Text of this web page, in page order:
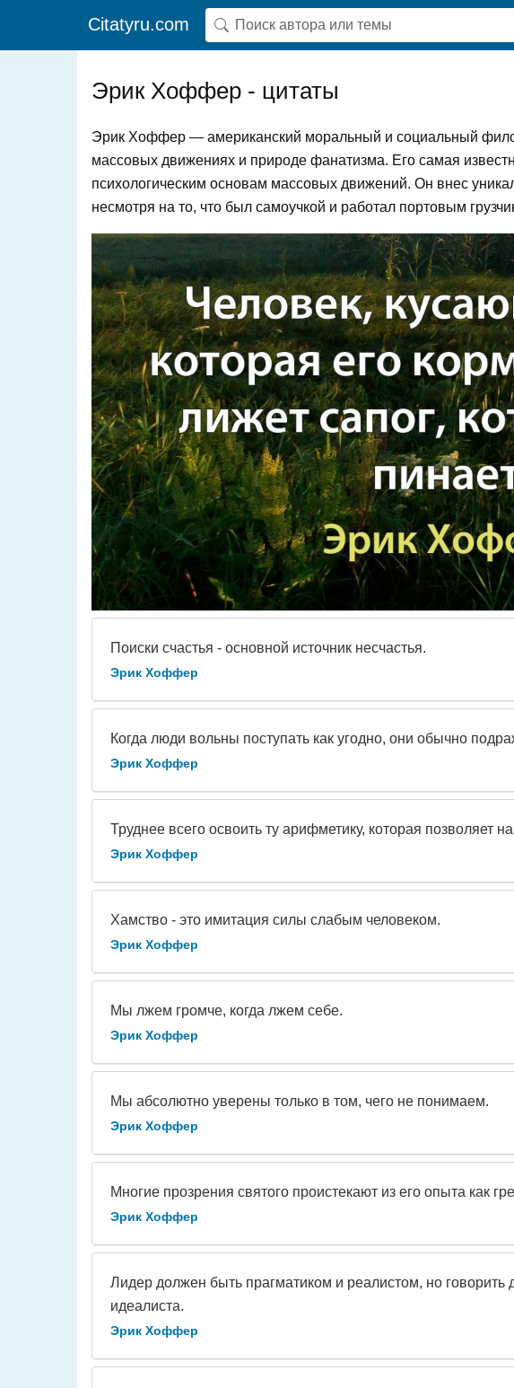
Citatyru.com
Эрик Хоффер - цитаты
Эрик Хоффер — американский моральный и социальный
массовых движениях и природе фанатизма. Его самая
психологическим основам массовых движений. Он внес
несмотря на то, что был самоучкой и работал портовым
Поиски счастья - основной источник несчастья.
Эрик Хоффер
Когда люди вольны поступать как угодно, они обычно
Эрик Хоффер
Труднее всего освоить ту арифметику, которая позволяет
Эрик Хоффер
Хамство - это имитация силы слабым человеком.
Эрик Хоффер
Мы лжем громче, когда лжем себе.
Эрик Хоффер
Мы абсолютно уверены только в том, чего не понимаем.
Эрик Хоффер
Многие прозрения святого проистекают из его опыта как
Эрик Хоффер
Лидер должен быть прагматиком и реалистом, но говорить
идеалиста.
Эрик Хоффер